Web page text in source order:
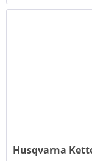
Husqvarna